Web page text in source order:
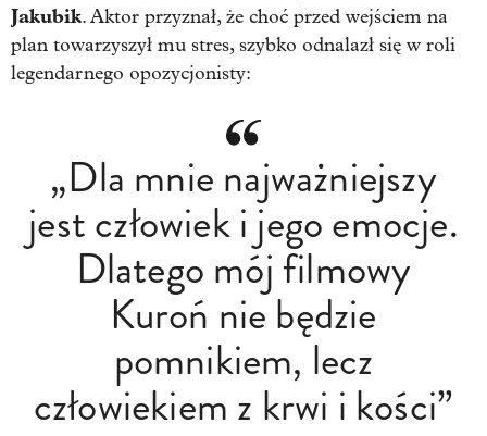
Jakubik. Aktor przyznał, że choć przed wejściem na
plan towarzyszył mu stres, szybko odnalazł się w roli
legendarnego opozycjonisty:
„Dla mnie najważniejszy
jest człowiek i jego emocje.
Dlatego mój filmowy
Kuroń nie będzie
pomnikiem, lecz
człowiekiem z krwi i kości”